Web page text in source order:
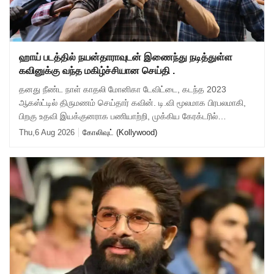
ஹாய் படத்தில் நயன்தாராவுடன் இணைந்து நடித்துள்ள
கவினுக்கு வந்த மகிழ்ச்சியான செய்தி .
தனது நீண்ட நாள் காதலி மோனிகா டேவிட்டை, கடந்த 2023
ஆகஸ்ட்டில் திருமணம் செய்தார் கவின். டி.வி மூலமாக பிரபலமாகி,
பிறகு உதவி இயக்குனராக பணியாற்றி, முக்கிய கேரக்டரில்
நடித்ததன் மூலம் ஹீரோவாக மாறி வெற்றிபெ
Thu,6 Aug 2026 கோலிவுட் (Kollywood)